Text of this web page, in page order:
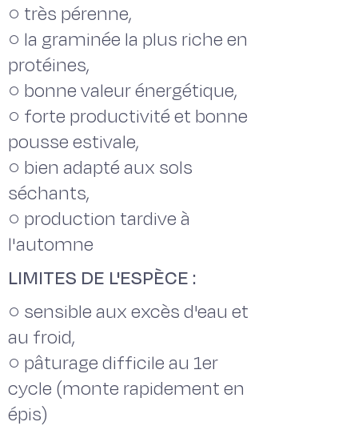
○ très pérenne,
○ la graminée la plus riche en
protéines,
○ bonne valeur énergétique,
○ forte productivité et bonne
pousse estivale,
○ bien adapté aux sols
séchants,
○ production tardive à
l'automne
LIMITES DE L'ESPÈCE :
○ sensible aux excès d'eau et
au froid,
○ pâturage difficile au 1er
cycle (monte rapidement en
épis)